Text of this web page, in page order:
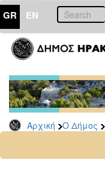
GR EN
Αρχική Ο Δήμος
ΔΗΜΟΣ
Δελτία
Τύπου
Αρχείο
2026
2024